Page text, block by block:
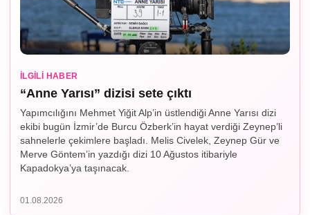
İLGILI HABER
“Anne Yarısı” dizisi sete çıktı
Yapımcılığını Mehmet Yiğit Alp’in üstlendiği Anne Yarısı dizi
ekibi bugün İzmir’de Burcu Özberk’in hayat verdiği Zeynep’li
sahnelerle çekimlere başladı. Melis Civelek, Zeynep Gür ve
Merve Göntem’in yazdığı dizi 10 Ağustos itibariyle
Kapadokya’ya taşınacak.
01.08.2026